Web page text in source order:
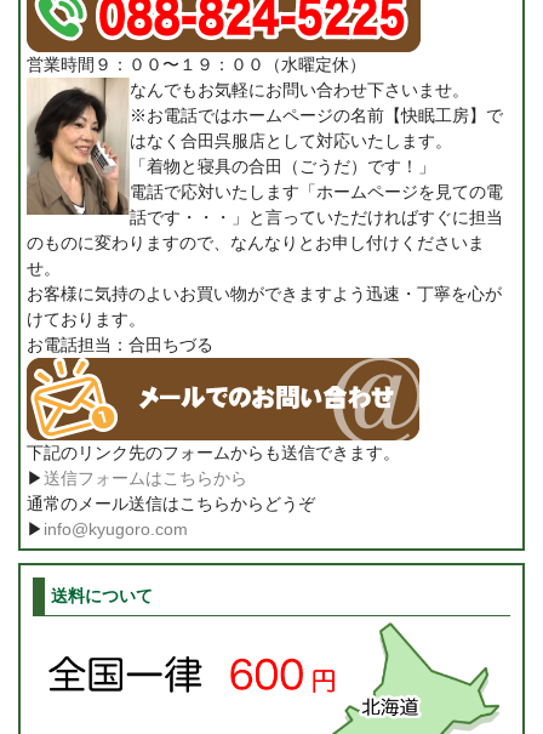
営業時間９：００〜１９：００（水曜定休）
なんでもお気軽にお問い合わせ下さいませ。
※お電話ではホームページの名前【快眠工房】で
はなく合田呉服店として対応いたします。
「着物と寝具の合田（ごうだ）です！」
電話で応対いたします「ホームページを見ての電
話です・・・」と言っていただければすぐに担当
のものに変わりますので、なんなりとお申し付けくださいま
せ。
お客様に気持のよいお買い物ができますよう迅速・丁寧を心が
けております。
お電話担当：合田ちづる
下記のリンク先のフォームからも送信できます。
▶送信フォームはこちらから
通常のメール送信はこちらからどうぞ
▶ info@kyugoro.com
送料について